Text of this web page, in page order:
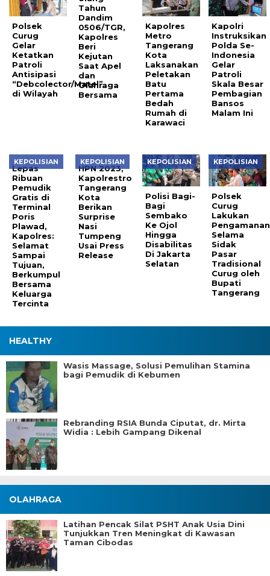
Polsek
Curug
Gelar
Ketatkan
Patroli
Antisipasi
“Debcolector/Matel”
di Wilayah
Tahun
Dandim
0506/TGR,
Kapolres
Beri
Kejutan
Saat Apel
dan
Olahraga
Bersama
Kapolres
Metro
Tangerang
Kota
Laksanakan
Peletakan
Batu
Pertama
Bedah
Rumah di
Karawaci
Kapolri
Instruksikan
Polda Se-
Indonesia
Gelar
Patroli
Skala Besar
Pembagian
Bansos
Malam Ini
KEPOLISIAN
Lepas
Ribuan
Pemudik
Gratis di
Terminal
Poris
Plawad,
Kapolres:
Selamat
Sampai
Tujuan,
Berkumpul
Bersama
Keluarga
Tercinta
KEPOLISIAN
HPN 2023,
Kapolrestro
Tangerang
Kota
Berikan
Surprise
Nasi
Tumpeng
Usai Press
Release
KEPOLISIAN
Polisi Bagi-
Bagi
Sembako
Ke Ojol
Hingga
Disabilitas
Di Jakarta
Selatan
KEPOLISIAN
Polsek
Curug
Lakukan
Pengamanan
Selama
Sidak
Pasar
Tradisional
Curug oleh
Bupati
Tangerang
HEALTHY
Wasis Massage, Solusi Pemulihan Stamina
bagi Pemudik di Kebumen
Rebranding RSIA Bunda Ciputat, dr. Mirta
Widia : Lebih Gampang Dikenal
OLAHRAGA
Latihan Pencak Silat PSHT Anak Usia Dini
Tunjukkan Tren Meningkat di Kawasan
Taman Cibodas